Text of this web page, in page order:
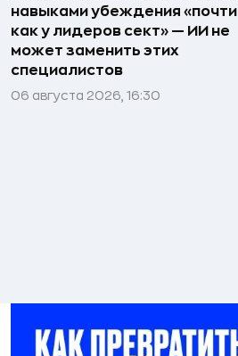
навыками убеждения «почти
как у лидеров сект» — ИИ не
может заменить этих
специалистов
06 августа 2026, 16:30